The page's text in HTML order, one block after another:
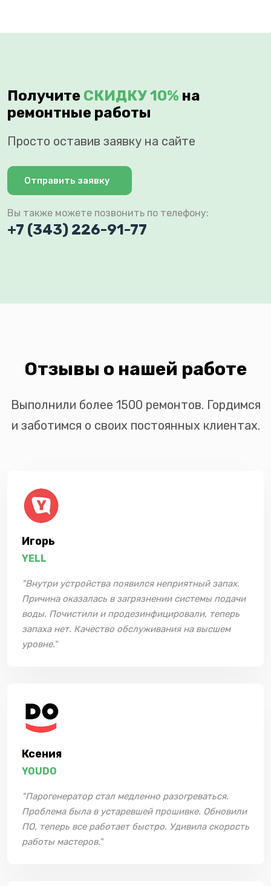
Получите СКИДКУ 10% на
ремонтные работы
Просто оставив заявку на сайте
Отправить заявку
Вы также можете позвонить по телефону:
+7 (343) 226-91-77
Отзывы о нашей работе
Выполнили более 1500 ремонтов. Гордимся
и заботимся о своих постоянных клиентах.
Игорь
YELL
"Внутри устройства появился неприятный запах.
Причина оказалась в загрязнении системы подачи
воды. Почистили и продезинфицировали, теперь
запаха нет. Качество обслуживания на высшем
уровне."
Ксения
YOUDO
"Парогенератор стал медленно разогреваться.
Проблема была в устаревшей прошивке. Обновили
ПО, теперь все работает быстро. Удивила скорость
работы мастеров."